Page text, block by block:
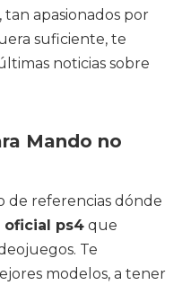
apasionados por
suficiente, te
noticias sobre
Mando no
de referencias dónde
oficial ps4 que
Te
modelos, a tener